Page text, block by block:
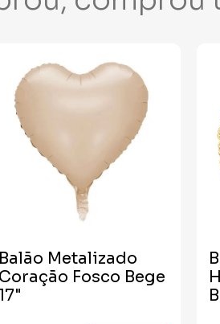
Balão Metalizado
Coração Fosco Bege
17"